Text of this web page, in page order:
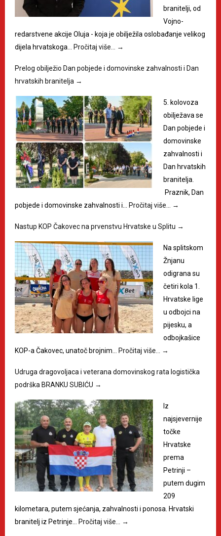
branitelji, od
Vojno-
redarstvene akcije Oluja - koja je obilježila oslobađanje velikog
dijela hrvatskoga… Pročitaj više… →
Prelog obilježio Dan pobjede i domovinske zahvalnosti i Dan
hrvatskih branitelja →
5. kolovoza
obilježava se
Dan pobjede i
domovinske
zahvalnosti i
Dan hrvatskih
branitelja.
Praznik, Dan
pobjede i domovinske zahvalnosti i… Pročitaj više… →
Nastup KOP Čakovec na prvenstvu Hrvatske u Splitu →
Na splitskom
Žnjanu
odigrana su
četiri kola 1.
Hrvatske lige
u odbojci na
pijesku, a
odbojkašice
KOP-a Čakovec, unatoč brojnim… Pročitaj više… →
Udruga dragovoljaca i veterana domovinskog rata logistička
podrška BRANKU SUBIĆU →
Iz
najsjevernije
točke
Hrvatske
prema
Petrinji –
putem dugim
209
kilometara, putem sjećanja, zahvalnosti i ponosa. Hrvatski
branitelj iz Petrinje… Pročitaj više… →